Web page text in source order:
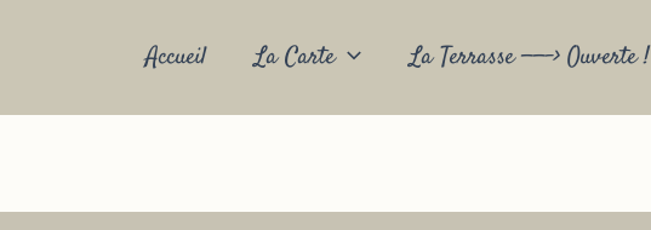
Accueil La Carte La Terrasse ——-> Ouverte !